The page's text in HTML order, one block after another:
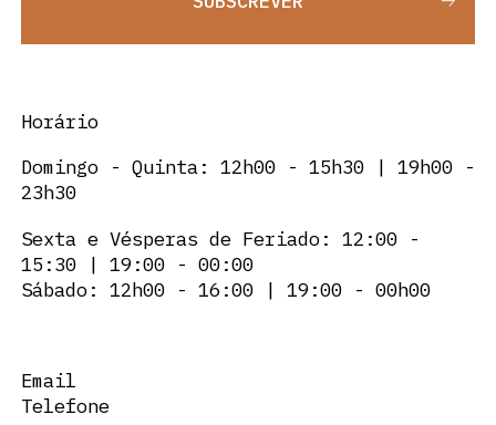
Horário
Domingo - Quinta: 12h00 - 15h30 | 19h00 -
23h30
Sexta e Vésperas de Feriado: 12:00 -
15:30 | 19:00 - 00:00
Sábado: 12h00 - 16:00 | 19:00 - 00h00
Email
Telefone